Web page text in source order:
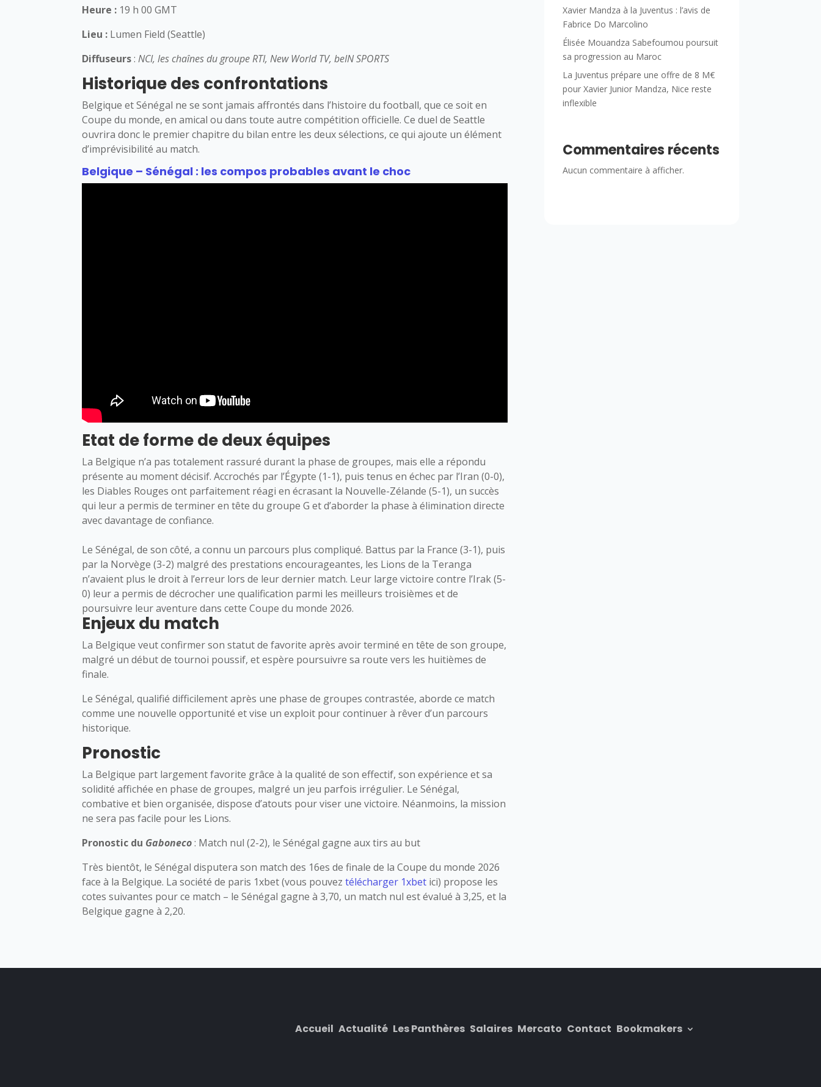
Heure : 19 h 00 GMT
Lieu : Lumen Field (Seattle)
Diffuseurs:NCI, les chaînes du groupe RTI, New World TV, beIN SPORTS
Historique des confrontations
Belgique et Sénégal ne se sont jamais affrontés dans l’histoire du football, que ce soit en
Coupe du monde, en amical ou dans toute autre compétition officielle. Ce duel de Seattle
ouvrira donc le premier chapitre du bilan entre les deux sélections, ce qui ajoute un élément
d’imprévisibilité au match.
Belgique – Sénégal : les compos probables avant le choc
Etat de forme de deux équipes
La Belgique n’a pas totalement rassuré durant la phase de groupes, mais elle a répondu
présente au moment décisif. Accrochés par l’Égypte (1-1), puis tenus en échec par l’Iran (0-0),
les Diables Rouges ont parfaitement réagi en écrasant la Nouvelle-Zélande (5-1), un succès
qui leur a permis de terminer en tête du groupe G et d’aborder la phase à élimination directe
avec davantage de confiance.
Le Sénégal, de son côté, a connu un parcours plus compliqué. Battus par la France (3-1), puis
par la Norvège (3-2) malgré des prestations encourageantes, les Lions de la Teranga
n’avaient plus le droit à l’erreur lors de leur dernier match. Leur large victoire contre l’Irak (5-
0) leur a permis de décrocher une qualification parmi les meilleurs troisièmes et de
poursuivre leur aventure dans cette Coupe du monde 2026.
Enjeux du match
La Belgique veut confirmer son statut de favorite après avoir terminé en tête de son groupe,
malgré un début de tournoi poussif, et espère poursuivre sa route vers les huitièmes de
finale.
Le Sénégal, qualifié difficilement après une phase de groupes contrastée, aborde ce match
comme une nouvelle opportunité et vise un exploit pour continuer à rêver d’un parcours
historique.
Pronostic
La Belgique part largement favorite grâce à la qualité de son effectif, son expérience et sa
solidité affichée en phase de groupes, malgré un jeu parfois irrégulier. Le Sénégal,
combative et bien organisée, dispose d’atouts pour viser une victoire. Néanmoins, la mission
ne sera pas facile pour les Lions.
Pronostic du Gaboneco: Match nul (2-2), le Sénégal gagne aux tirs au but
Très bientôt, le Sénégal disputera son match des 16es de finale de la Coupe du monde 2026
face à la Belgique. La société de paris 1xbet (vous pouveztélécharger 1xbet ici) propose les
cotes suivantes pour ce match – le Sénégal gagne à 3,70, un match nul est évalué à 3,25, et la
Belgique gagne à 2,20.
Xavier Mandza à la Juventus : l’avis de
Fabrice Do Marcolino
Élisée Mouandza Sabefoumou poursuit
sa progression au Maroc
La Juventus prépare une offre de 8 M€
pour Xavier Junior Mandza, Nice reste
inflexible
Commentaires récents
Aucun commentaire à afficher.
Accueil Actualité Les Panthères Salaires Mercato Contact Bookmakers